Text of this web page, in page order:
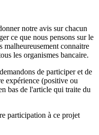
notre avis sur chacun
ce que nous pensons sur le
malheureusement connaitre
les organismes bancaire.
de participer et de
expérience (positive ou
bas de l'article qui traite du
participation à ce projet